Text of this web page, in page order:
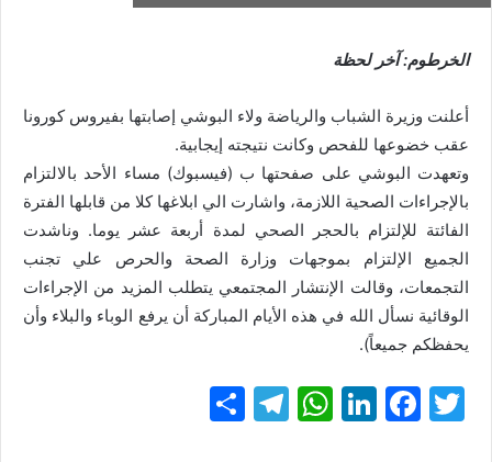
الخرطوم: آخر لحظة
أعلنت وزيرة الشباب والرياضة ولاء البوشي إصابتها بفيروس كورونا
عقب خضوعها للفحص وكانت نتيجته إيجابية.
وتعهدت البوشي على صفحتها ب (فيسبوك) مساء الأحد بالالتزام
بالإجراءات الصحية اللازمة، واشارت الي ابلاغها كلا من قابلها الفترة
الفائتة للإلتزام بالحجر الصحي لمدة أربعة عشر يوما. وناشدت
الجميع الإلتزام بموجهات وزارة الصحة والحرص علي تجنب
التجمعات، وقالت الإنتشار المجتمعي يتطلب المزيد من الإجراءات
الوقائية نسأل الله في هذه الأيام المباركة أن يرفع الوباء والبلاء وأن
يحفظكم جميعاً).
T
F
Li
W
T